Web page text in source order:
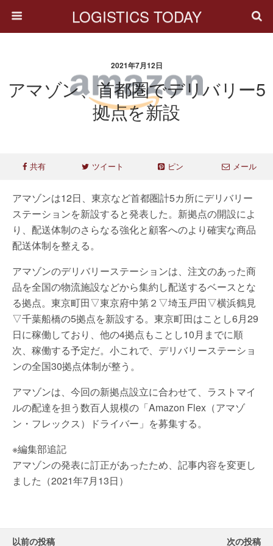
LOGISTICS TODAY
2021年7月12日
アマゾン、首都圏でデリバリー5
拠点を新設
共有 ツイート ピン メール
アマゾンは12日、東京など首都圏計5カ所にデリバリー
ステーションを新設すると発表した。新拠点の開設によ
り、配送体制のさらなる強化と顧客へのより確実な商品
配送体制を整える。
アマゾンのデリバリーステーションは、注文のあった商
品を全国の物流施設などから集約し配送するベースとな
る拠点。東京町田▽東京府中第２▽埼玉戸田▽横浜鶴見
▽千葉船橋の5拠点を新設する。東京町田はことし6月29
日に稼働しており、他の4拠点もことし10月までに順
次、稼働する予定だ。小これで、デリバリーステーショ
ンの全国30拠点体制が整う。
アマゾンは、今回の新拠点設立に合わせて、ラストマイ
ルの配達を担う数百人規模の「Amazon Flex（アマゾ
ン・フレックス）ドライバー」を募集する。
※編集部追記
アマゾンの発表に訂正があったため、記事内容を変更し
ました（2021年7月13日）
以前の投稿 次の投稿